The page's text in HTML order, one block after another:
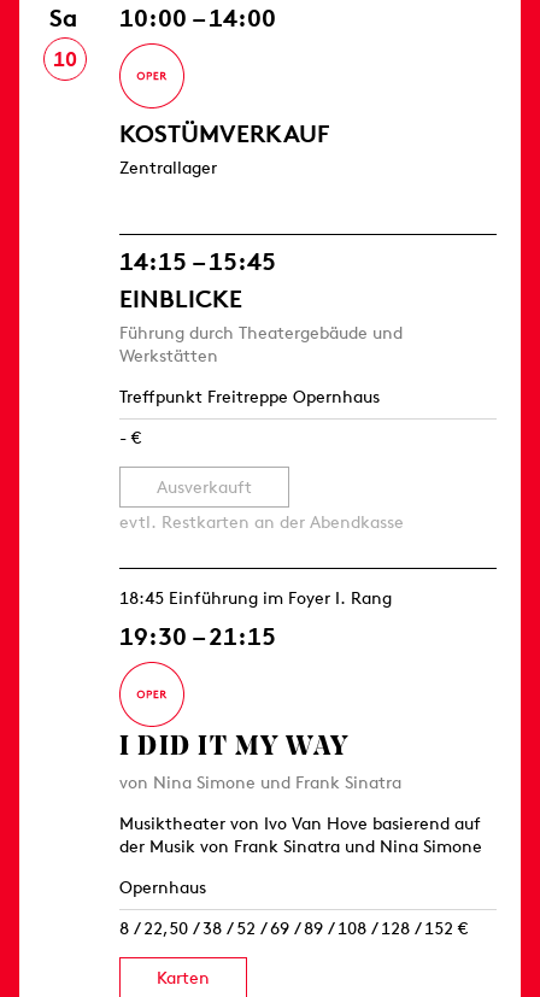
Sa
10
10:00 – 14:00
KOSTÜMVERKAUF
Zentrallager
14:15 – 15:45
EINBLICKE
Führung durch Theatergebäude und
Werkstätten
Treffpunkt Freitreppe Opernhaus
- €
Ausverkauft
evtl. Restkarten an der Abendkasse
18:45 Einführung im Foyer I. Rang
19:30 – 21:15
I DID IT MY WAY
von Nina Simone und Frank Sinatra
Musiktheater von Ivo Van Hove basierend auf
der Musik von Frank Sinatra und Nina Simone
Opernhaus
8 / 22,50 / 38 / 52 / 69 / 89 / 108 / 128 / 152 €
Karten